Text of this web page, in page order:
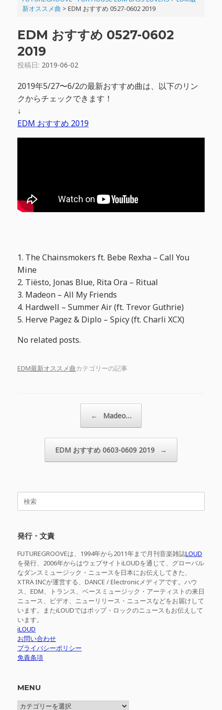
新オススメ曲 > EDM おすすめ 0527-0602 2019
EDM おすすめ 0527-0602
2019
投稿日: 2019-06-02
2019年5/27〜6/2の最新おすすめ曲は、以下のリン
クからチェックできます！
↓
EDM おすすめ 2019
1. The Chainsmokers ft. Bebe Rexha – Call You
Mine
2. Tiësto, Jonas Blue, Rita Ora – Ritual
3. Madeon – All My Friends
4. Hardwell – Summer Air (ft. Trevor Guthrie)
5. Herve Pagez & Diplo – Spicy (ft. Charli XCX)
No related posts.
EDM最新オススメ曲カテゴリーの記事
← Madeo…
EDM おすすめ 0603-0609 2019 →
検
発行・文責
FUTUREGROOVEは、1994年から2011年まで月刊音楽雑誌LOUD
を発行、2006年からはウェブサイトiLOUDを通じて、グローバル
なダンスミュージック・ニュースを日本にお伝えしてきた、
XTRA INCが運営する、DANCE / Electronicメディアです。ハウ
ス、EDM、トランス、ベースミュージック・アーティストの来日
ニュース、ビデオ、ニューリリース・ニュースなどをお届けして
います。またiLOUDではポップ・ロックのニュースもお伝えして
います。
iLOUD
お問い合わせ
プライバシーポリシー
免責条項
MENU
MENU